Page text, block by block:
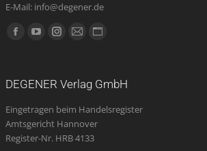
E-Mail: info@degener.de
Finden Sie uns auf:
Facebook
new
window
YouTube
new
window
Instagram
new
window
E-
opens
in
new
Website
new
DEGENER Verlag GmbH
Eingetragen beim Handelsregister
Amtsgericht Hannover
Register-Nr. HRB 4133